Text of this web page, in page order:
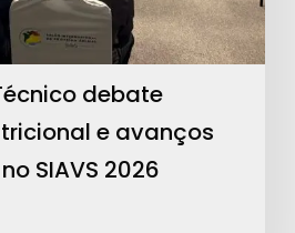
debate
e avanços
SIAVS 2026